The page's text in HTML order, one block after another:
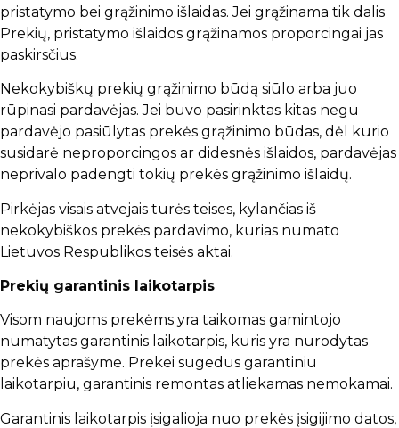
pristatymo bei grąžinimo išlaidas. Jei grąžinama tik dalis
Prekių, pristatymo išlaidos grąžinamos proporcingai jas
paskirsčius.
Nekokybiškų prekių grąžinimo būdą siūlo arba juo
rūpinasi pardavėjas. Jei buvo pasirinktas kitas negu
pardavėjo pasiūlytas prekės grąžinimo būdas, dėl kurio
susidarė neproporcingos ar didesnės išlaidos, pardavėjas
neprivalo padengti tokių prekės grąžinimo išlaidų.
Pirkėjas visais atvejais turės teises, kylančias iš
nekokybiškos prekės pardavimo, kurias numato
Lietuvos Respublikos teisės aktai.
Prekių garantinis laikotarpis
Visom naujoms prekėms yra taikomas gamintojo
numatytas garantinis laikotarpis, kuris yra nurodytas
prekės aprašyme. Prekei sugedus garantiniu
laikotarpiu, garantinis remontas atliekamas nemokamai.
Garantinis laikotarpis įsigalioja nuo prekės įsigijimo datos,